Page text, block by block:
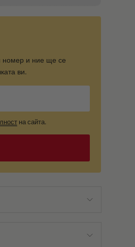
номер и ние ще се
ви.
на сайта.